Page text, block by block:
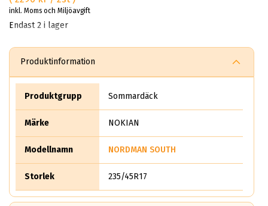
inkl. Moms och Miljöavgift
Endast 2 i lager
Produktinformation
Produktgrupp Sommardäck
Märke NOKIAN
Modellnamn NORDMAN SOUTH
Storlek 235/45R17